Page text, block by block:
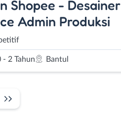
Shopee - Desainer
Admin Produksi
- 2 Tahun Bantul